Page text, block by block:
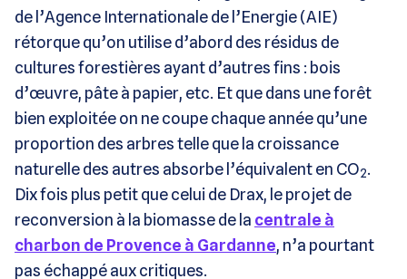
de l’Agence Internationale de l’Energie (AIE)
rétorque qu’on utilise d’abord des résidus de
cultures forestières ayant d’autres fins : bois
d’œuvre, pâte à papier, etc. Et que dans une forêt
bien exploitée on ne coupe chaque année qu’une
proportion des arbres telle que la croissance
naturelle des autres absorbe l’équivalent en CO2.
Dix fois plus petit que celui de Drax, le projet de
reconversion à la biomasse de la centrale à
charbon de Provence à Gardanne, n’a pourtant
pas échappé aux critiques.